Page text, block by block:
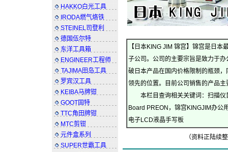
HAKKO白光工具
IRODA燃气烙铁
STEINEL司登利
德国伍尔特
东洋工具箱
ENGINEER工程师
TAJIMA田岛工具
罗宾汉工具
KEIBA马牌钳
GOOT固特
TTC角田牌钳
MTC剪钳
元件盒系列
SUPER世霸工具
【日本KING JIM 锦宫】锦宫是日
子公司。公司的主要宗旨是致力于
破日本产品在国内价格限制的瓶颈
领先的位置。目前公司销售的产品主
本栏目查询相关关键词：扫描仪
Board PREON，锦宫KINGJIM办公
电子LCD液晶手写板
（资料正陆续